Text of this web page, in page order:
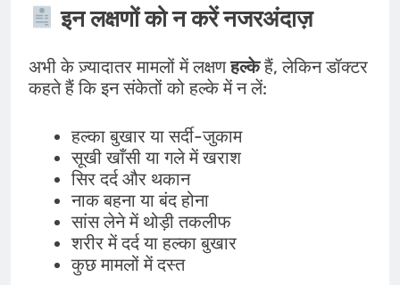
इन लक्षणों को न करें नजरअंदाज़
अभी के ज़्यादातर मामलों में लक्षणहल्केहैं, लेकिन डॉक्टर
कहते हैं कि इन संकेतों को हल्के में न लें:
हल्का बुखार या सर्दी-जुकाम
सूखी खाँसी या गले में खराश
सिर दर्द और थकान
नाक बहना या बंद होना
सांस लेने में थोड़ी तकलीफ
शरीर में दर्द या हल्का बुखार
कुछ मामलों में दस्त